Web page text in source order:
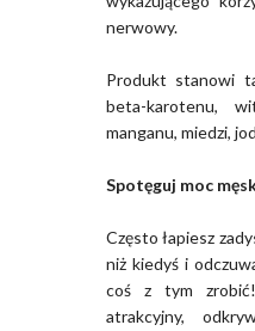
nerwowy.
Produkt stanowi
beta-karotenu,
manganu, miedzi,
Spotęguj moc
Często łapiesz
niż kiedyś i
coś z tym
atrakcyjny,